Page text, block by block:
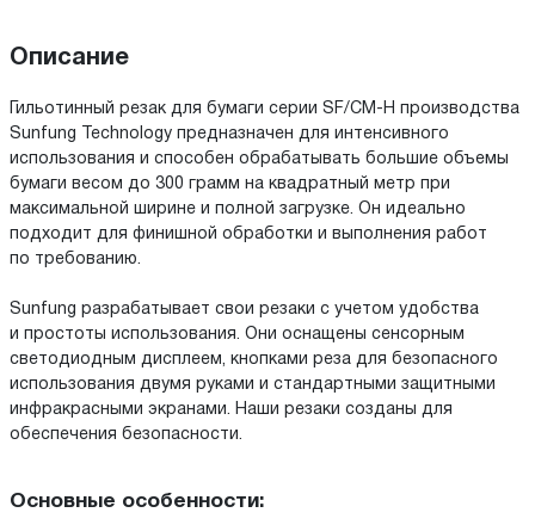
Описание
Гильотинный резак для бумаги серии SF/CM-H производства
Sunfung Technology предназначен для интенсивного
использования и способен обрабатывать большие объемы
бумаги весом до 300 грамм на квадратный метр при
максимальной ширине и полной загрузке. Он идеально
подходит для финишной обработки и выполнения работ
по требованию.
Sunfung разрабатывает свои резаки с учетом удобства
и простоты использования. Они оснащены сенсорным
светодиодным дисплеем, кнопками реза для безопасного
использования двумя руками и стандартными защитными
инфракрасными экранами. Наши резаки созданы для
обеспечения безопасности.
Основные особенности: